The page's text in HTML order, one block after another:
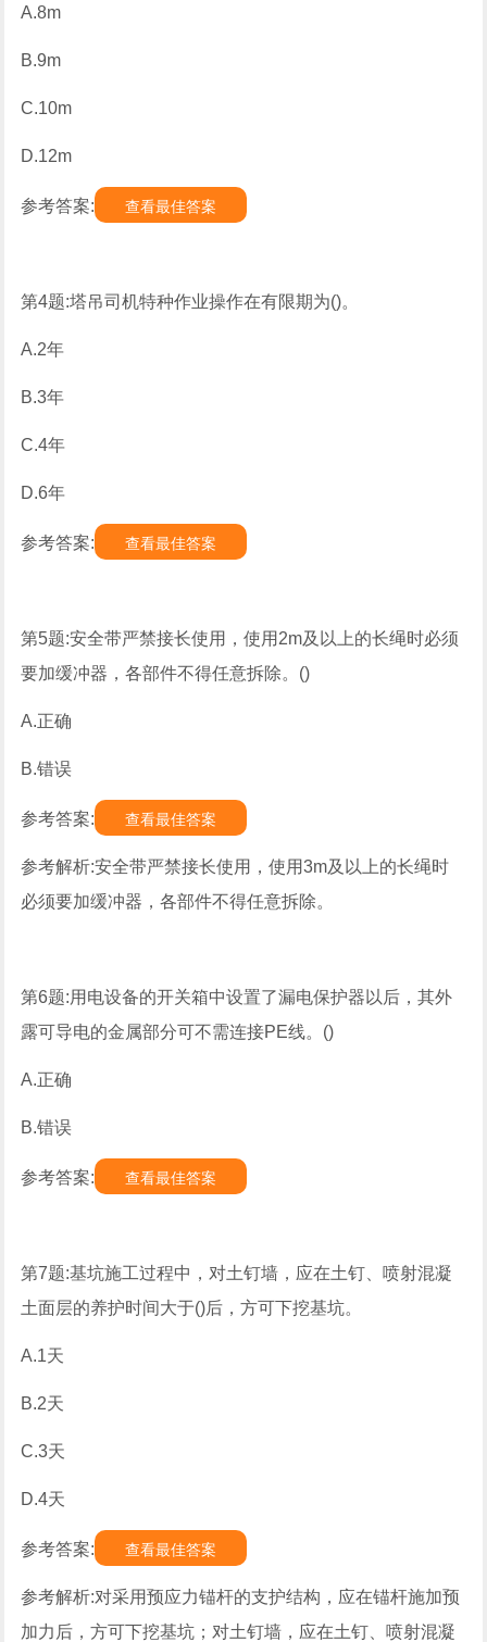
A.8m
B.9m
C.10m
D.12m
参考答案: 查看最佳答案
第4题:塔吊司机特种作业操作在有限期为()。
A.2年
B.3年
C.4年
D.6年
参考答案: 查看最佳答案
第5题:安全带严禁接长使用，使用2m及以上的长绳时必须
要加缓冲器，各部件不得任意拆除。()
A.正确
B.错误
参考答案: 查看最佳答案
参考解析:安全带严禁接长使用，使用3m及以上的长绳时
必须要加缓冲器，各部件不得任意拆除。
第6题:用电设备的开关箱中设置了漏电保护器以后，其外
露可导电的金属部分可不需连接PE线。()
A.正确
B.错误
参考答案: 查看最佳答案
第7题:基坑施工过程中，对土钉墙，应在土钉、喷射混凝
土面层的养护时间大于()后，方可下挖基坑。
A.1天
B.2天
C.3天
D.4天
参考答案: 查看最佳答案
参考解析:对采用预应力锚杆的支护结构，应在锚杆施加预
加力后，方可下挖基坑；对土钉墙，应在土钉、喷射混凝